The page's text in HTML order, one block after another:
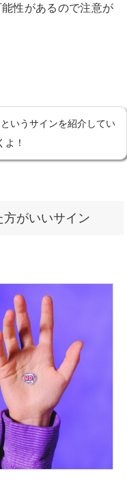
性があるので注意が
いうサインを紹介してい
よ！
がいいサイン